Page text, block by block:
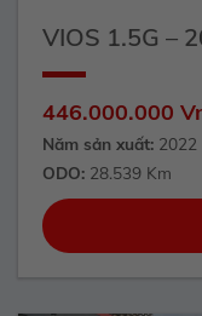
VIOS 1.5G –
446.000.000
Năm sản xuất:2022
ODO:28.539 Km